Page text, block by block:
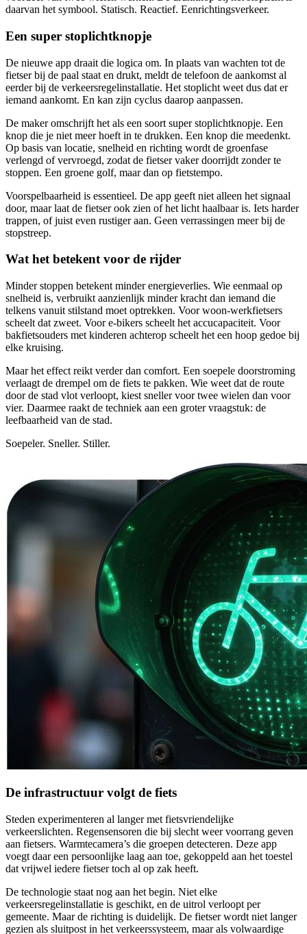
daarvan het symbool. Statisch. Reactief. Eenrichtingsverkeer.
Een super stoplichtknopje
De nieuwe app draait die logica om. In plaats van wachten tot de
fietser bij de paal staat en drukt, meldt de telefoon de aankomst al
eerder bij de verkeersregelinstallatie. Het stoplicht weet dus dat er
iemand aankomt. En kan zijn cyclus daarop aanpassen.
De maker omschrijft het als een soort super stoplichtknopje. Een
knop die je niet meer hoeft in te drukken. Een knop die meedenkt.
Op basis van locatie, snelheid en richting wordt de groenfase
verlengd of vervroegd, zodat de fietser vaker doorrijdt zonder te
stoppen. Een groene golf, maar dan op fietstempo.
Voorspelbaarheid is essentieel. De app geeft niet alleen het signaal
door, maar laat de fietser ook zien of het licht haalbaar is. Iets harder
trappen, of juist even rustiger aan. Geen verrassingen meer bij de
stopstreep.
Wat het betekent voor de rijder
Minder stoppen betekent minder energieverlies. Wie eenmaal op
snelheid is, verbruikt aanzienlijk minder kracht dan iemand die
telkens vanuit stilstand moet optrekken. Voor woon-werkfietsers
scheelt dat zweet. Voor e-bikers scheelt het accucapaciteit. Voor
bakfietsouders met kinderen achterop scheelt het een hoop gedoe bij
elke kruising.
Maar het effect reikt verder dan comfort. Een soepele doorstroming
verlaagt de drempel om de fiets te pakken. Wie weet dat de route
door de stad vlot verloopt, kiest sneller voor twee wielen dan voor
vier. Daarmee raakt de techniek aan een groter vraagstuk: de
leefbaarheid van de stad.
Soepeler. Sneller. Stiller.
De infrastructuur volgt de fiets
Steden experimenteren al langer met fietsvriendelijke
verkeerslichten. Regensensoren die bij slecht weer voorrang geven
aan fietsers. Warmtecamera’s die groepen detecteren. Deze app
voegt daar een persoonlijke laag aan toe, gekoppeld aan het toestel
dat vrijwel iedere fietser toch al op zak heeft.
De technologie staat nog aan het begin. Niet elke
verkeersregelinstallatie is geschikt, en de uitrol verloopt per
gemeente. Maar de richting is duidelijk. De fietser wordt niet langer
gezien als sluitpost in het verkeerssysteem, maar als volwaardige